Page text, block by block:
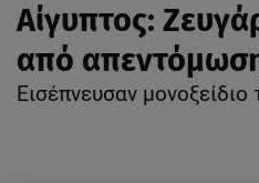
Αίγυπτος:
από
Εισέπνευσαν